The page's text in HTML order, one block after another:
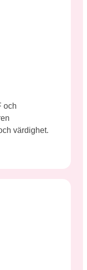
och
värdighet.